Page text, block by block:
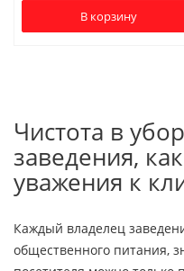
В корзину
Чистота в
заведения,
уважения к
Каждый владелец
общественного питания,